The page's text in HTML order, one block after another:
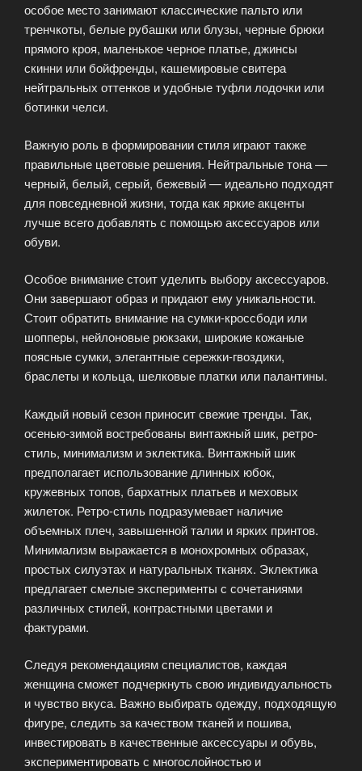
особое место занимают классические пальто или
тренчкоты, белые рубашки или блузы, черные брюки
прямого кроя, маленькое черное платье, джинсы
скинни или бойфренды, кашемировые свитера
нейтральных оттенков и удобные туфли лодочки или
ботинки челси.
Важную роль в формировании стиля играют также
правильные цветовые решения. Нейтральные тона —
черный, белый, серый, бежевый — идеально подходят
для повседневной жизни, тогда как яркие акценты
лучше всего добавлять с помощью аксессуаров или
обуви.
Особое внимание стоит уделить выбору аксессуаров.
Они завершают образ и придают ему уникальности.
Стоит обратить внимание на сумки-кроссбоди или
шопперы, нейлоновые рюкзаки, широкие кожаные
поясные сумки, элегантные сережки-гвоздики,
браслеты и кольца, шелковые платки или палантины.
Каждый новый сезон приносит свежие тренды. Так,
осенью-зимой востребованы винтажный шик, ретро-
стиль, минимализм и эклектика. Винтажный шик
предполагает использование длинных юбок,
кружевных топов, бархатных платьев и меховых
жилеток. Ретро-стиль подразумевает наличие
объемных плеч, завышенной талии и ярких принтов.
Минимализм выражается в монохромных образах,
простых силуэтах и натуральных тканях. Эклектика
предлагает смелые эксперименты с сочетаниями
различных стилей, контрастными цветами и
фактурами.
Следуя рекомендациям специалистов, каждая
женщина сможет подчеркнуть свою индивидуальность
и чувство вкуса. Важно выбирать одежду, подходящую
фигуре, следить за качеством тканей и пошива,
инвестировать в качественные аксессуары и обувь,
экспериментировать с многослойностью и